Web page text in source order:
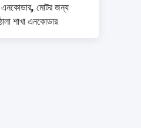
মোটর জন্য
শাখা এনকোডার